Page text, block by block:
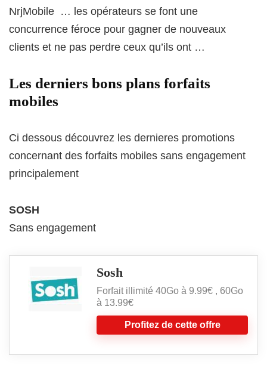
NrjMobile … les opérateurs se font une
concurrence féroce pour gagner de nouveaux
clients et ne pas perdre ceux qu’ils ont …
Les derniers bons plans forfaits
mobiles
Ci dessous découvrez les dernieres promotions
concernant des forfaits mobiles sans engagement
principalement
SOSH
Sans engagement
Sosh
Forfait illimité 40Go à 9.99€ , 60Go
à 13.99€
Profitez de cette offre